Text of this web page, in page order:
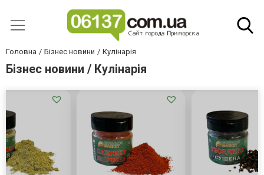
Головна Бізнес новини Кулінарія
Бізнес новини / Кулінарія